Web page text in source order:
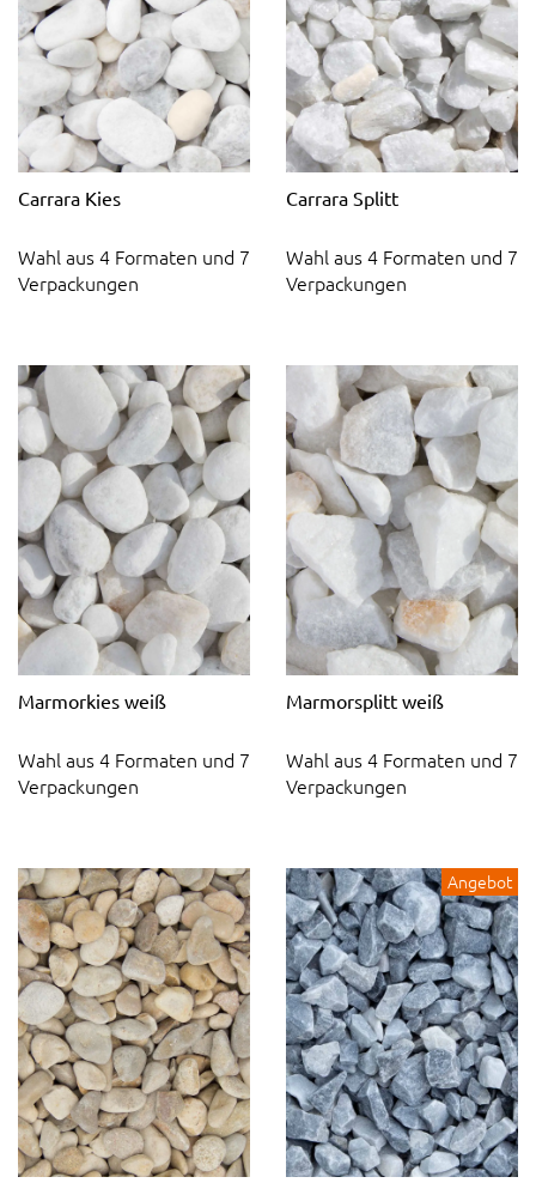
Carrara Kies
Wahl aus 4 Formaten und 7
Verpackungen
Carrara Splitt
Wahl aus 4 Formaten und 7
Verpackungen
Marmorkies weiß
Wahl aus 4 Formaten und 7
Verpackungen
Marmorsplitt weiß
Wahl aus 4 Formaten und 7
Verpackungen
Angebot